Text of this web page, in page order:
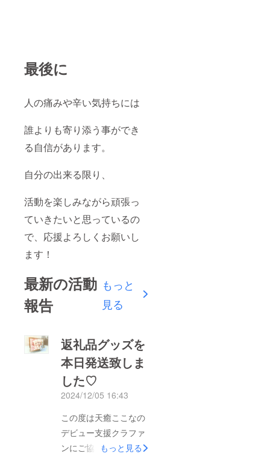
最後に
人の痛みや辛い気持ちには
誰よりも寄り添う事ができ
る自信があります。
自分の出来る限り、
活動を楽しみながら頑張っ
ていきたいと思っているの
で、応援よろしくお願いし
ます！
最新の活動
報告
もっと
見る
返礼品グッズを
本日発送致しま
した♡
2024/12/05 16:43
この度は天癒ここなの
デビュー支援クラファ
ンにご協力いただきま
もっと見る